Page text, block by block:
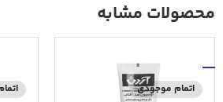
محصولات مشابه
اتمام موجودی